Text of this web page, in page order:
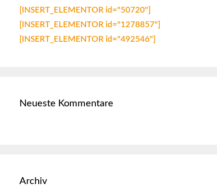
[INSERT_ELEMENTOR id="50720"]
[INSERT_ELEMENTOR id="1278857"]
[INSERT_ELEMENTOR id="492546"]
Neueste Kommentare
Archiv